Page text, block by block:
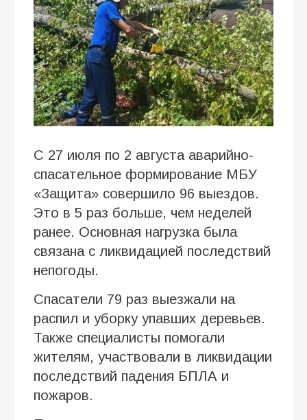
С 27 июля по 2 августа аварийно-
спасательное формирование МБУ
«Защита» совершило 96 выездов.
Это в 5 раз больше, чем неделей
ранее. Основная нагрузка была
связана с ликвидацией последствий
непогоды.
Спасатели 79 раз выезжали на
распил и уборку упавших деревьев.
Также специалисты помогали
жителям, участвовали в ликвидации
последствий падения БПЛА и
пожаров.